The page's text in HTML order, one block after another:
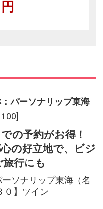
パーソナリップ東海
の予約がお得！
の好立地で、ビジ
行にも
ーソナリップ東海（名
０】ツイン